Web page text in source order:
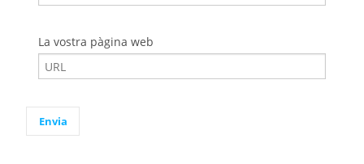
La vostra pàgina web